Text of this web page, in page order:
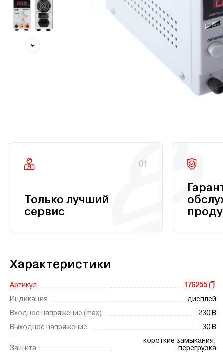
01
Только лучший
сервис
Характеристики
Артикул
176255
Индикация
дисплей
Входное напряжение (max)
230 В
Выходное напряжение
30 В
Защита
короткие замыкания,
перегрузка